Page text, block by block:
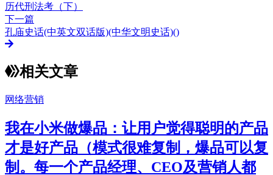
历代刑法考（下）
下一篇
孔庙史话(中英文双话版)(中华文明史话)()
相关文章
网络营销
我在小米做爆品：让用户觉得聪明的产品
才是好产品（模式很难复制，爆品可以复
制。每一个产品经理、CEO及营销人都